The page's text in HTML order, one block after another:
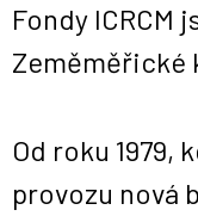
Fondy ICRCM
Zeměměřické
Od roku 1979,
provozu nová